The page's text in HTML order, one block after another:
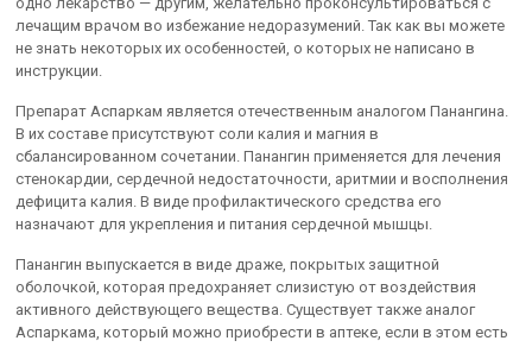
лечащим врачом во избежание недоразумений. Так как вы можете
не знать некоторых их особенностей, о которых не написано в
инструкции.
Препарат Аспаркам является отечественным аналогом Панангина.
В их составе присутствуют соли калия и магния в
сбалансированном сочетании. Панангин применяется для лечения
стенокардии, сердечной недостаточности, аритмии и восполнения
дефицита калия. В виде профилактического средства его
назначают для укрепления и питания сердечной мышцы.
Панангин выпускается в виде драже, покрытых защитной
оболочкой, которая предохраняет слизистую от воздействия
активного действующего вещества. Существует также аналог
Аспаркама, который можно приобрести в аптеке, если в этом есть